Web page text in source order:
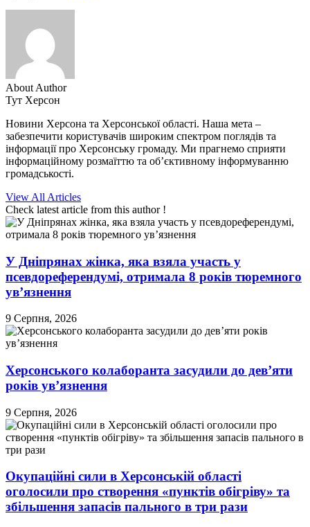
About Author
Тут Херсон
Новини Херсона та Херсонської області. Наша мета –
забезпечити користувачів широким спектром поглядів та
інформації про Херсонську громаду. Ми прагнемо сприяти
інформаційному розмаїттю та об’єктивному інформуванню
громадськості.
View All Articles
Check latest article from this author !
У Дніпрянах жінка, яка взяла участь у
псевдореферендумі, отримала 8 років тюремного
ув’язнення
9 Серпня, 2026
Херсонського колаборанта засудили до дев’яти
років ув’язнення
9 Серпня, 2026
Окупаційні сили в Херсонській області
оголосили про створення «пунктів обігріву» та
збільшення запасів пального в три рази